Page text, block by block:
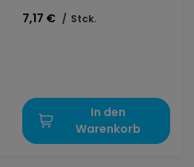
7,17 € / Stck.
In den
Warenkorb